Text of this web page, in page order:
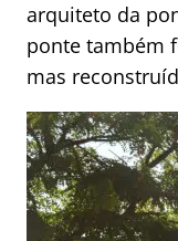
arquiteto da
ponte também
mas